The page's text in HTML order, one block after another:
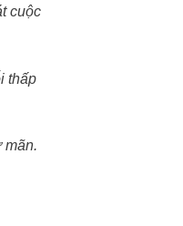
cuộc
thấp
mãn.